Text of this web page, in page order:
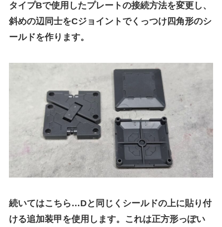
タイプBで使用したプレートの接続方法を変更し、
斜めの辺同士をCジョイントでくっつけ四角形のシ
ールドを作ります。
続いてはこちら…Dと同じくシールドの上に貼り付
ける追加装甲を使用します。これは正方形っぽい